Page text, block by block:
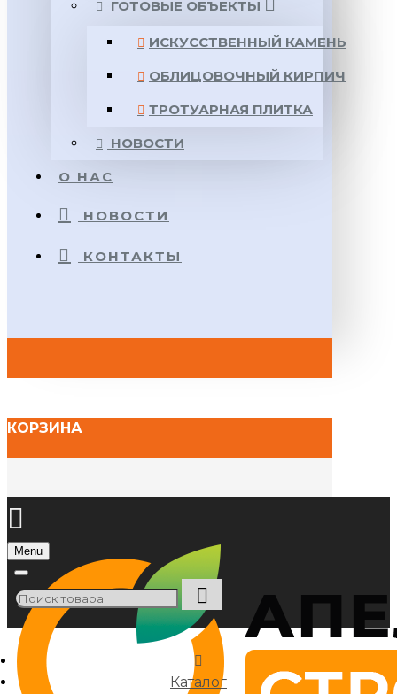
ГОТОВЫЕ ОБЪЕКТЫ
ИСКУССТВЕННЫЙ КАМЕНЬ
ОБЛИЦОВОЧНЫЙ КИРПИЧ
ТРОТУАРНАЯ ПЛИТКА
НОВОСТИ
О НАС
НОВОСТИ
КОНТАКТЫ
КОРЗИНА
Menu
Каталог